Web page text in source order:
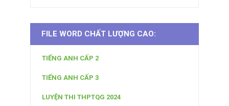
FILE WORD CHẤT LƯỢNG CAO:
TIẾNG ANH CẤP 2
TIẾNG ANH CẤP 3
LUYỆN THI THPTQG 2024